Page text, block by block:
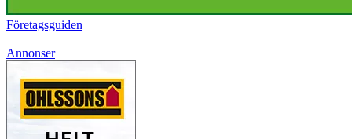
Företagsguiden
Annonser